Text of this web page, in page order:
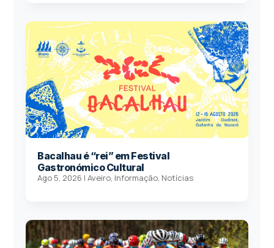
Bacalhau é “rei” em Festival
Gastronómico Cultural
Ago 5, 2026 |Aveiro, Informação, Notícias